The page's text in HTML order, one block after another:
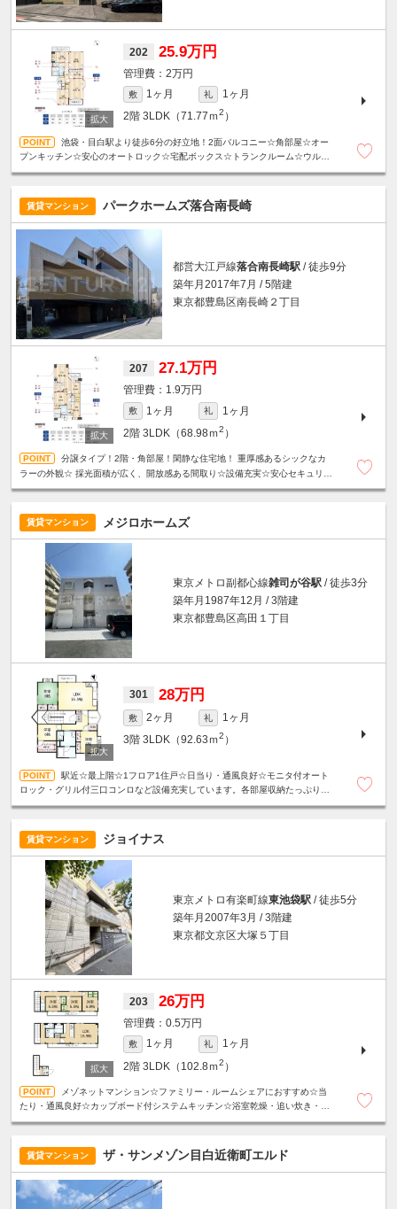
202 25.9万円
2万円
敷 1ヶ月 礼
1ヶ月
2階 3LDK（71.77ｍ2 ）
池袋・目白駅より徒歩6分の好立地！2面バルコニー☆角部屋☆オー
プンキッチン☆安心のオートロック☆宅配ボックス☆トランクルーム☆ウルト
賃貸マンション パークホームズ落合南長崎
都営大江戸線落合南長崎駅 / 徒歩9分
築年月2017年7月 / 5階建
東京都豊島区南長崎２丁目
207 27.1万円
1.9万円
敷 1ヶ月 礼
1ヶ月
2階 3LDK（68.98ｍ2 ）
分譲タイプ！2階・角部屋！閑静な住宅地！ 重厚感あるシックなカ
ラーの外観☆ 採光面積が広く、開放感ある間取り☆設備充実☆安心セキュリテ
賃貸マンション メジロホームズ
東京メトロ副都心線雑司が谷駅 / 徒歩3分
築年月1987年12月 / 3階建
東京都豊島区高田１丁目
301 28万円
敷 2ヶ月 礼
1ヶ月
3階 3LDK（92.63ｍ2 ）
駅近☆最上階☆1フロア1住戸☆日当り・通風良好☆モニタ付オート
ロック・グリル付三口コンロなど設備充実しています。各部屋収納たっぷり・
賃貸マンション ジョイナス
東京メトロ有楽町線東池袋駅 / 徒歩5分
築年月2007年3月 / 3階建
東京都文京区大塚５丁目
203 26万円
0.5万円
敷 1ヶ月 礼
1ヶ月
2階 3LDK（102.8ｍ2 ）
メゾネットマンション☆ファミリー・ルームシェアにおすすめ☆当
たり・通風良好☆カップボード付システムキッチン☆浴室乾燥・追い炊き・各
賃貸マンション ザ・サンメゾン目白近衛町エルド